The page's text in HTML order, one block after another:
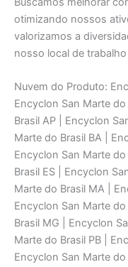
otimizando nossos
valorizamos a
nosso local de
Nuvem do Produto:
Encyclon San Marte
Brasil AP | Encyclon
Marte do Brasil BA |
Encyclon San Marte
Brasil ES | Encyclon
Marte do Brasil MA |
Encyclon San Marte
Brasil MG | Encyclon
Marte do Brasil PB |
Encyclon San Marte